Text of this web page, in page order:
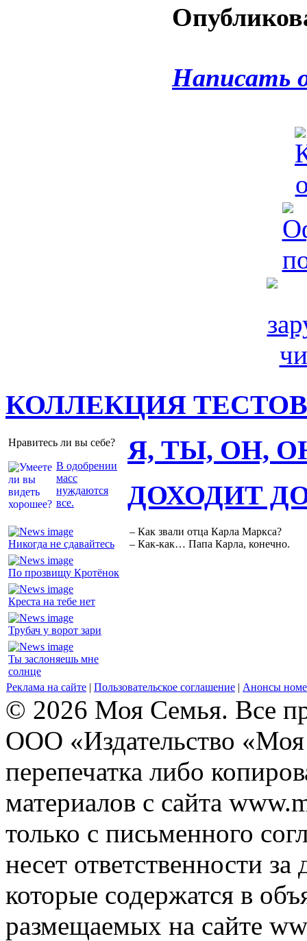
Написать
КОЛЛЕКЦИЯ ТЕСТОВ
Нравитесь ли вы себе?
В одобрении
масс
нуждаются
все.
Я, ТЫ, ОН,
Никогда не сдавайтесь
По прозвищу Кротёнок
Креста на тебе нет
Трубач у ворот зари
Ты заслоняешь мне
солнце
ДОХОДИТ
– Как звали отца Карла Маркса?
– Как-как… Папа Карла, конечно.
Реклама на сайте | Пользовательское соглашение | Анонсы
© 2026 Моя Семья. Все
ООО «Издательство
перепечатка либо
материалов с сайта
только с письменного
несет ответственности
которые содержатся в
размещаемых на сайте